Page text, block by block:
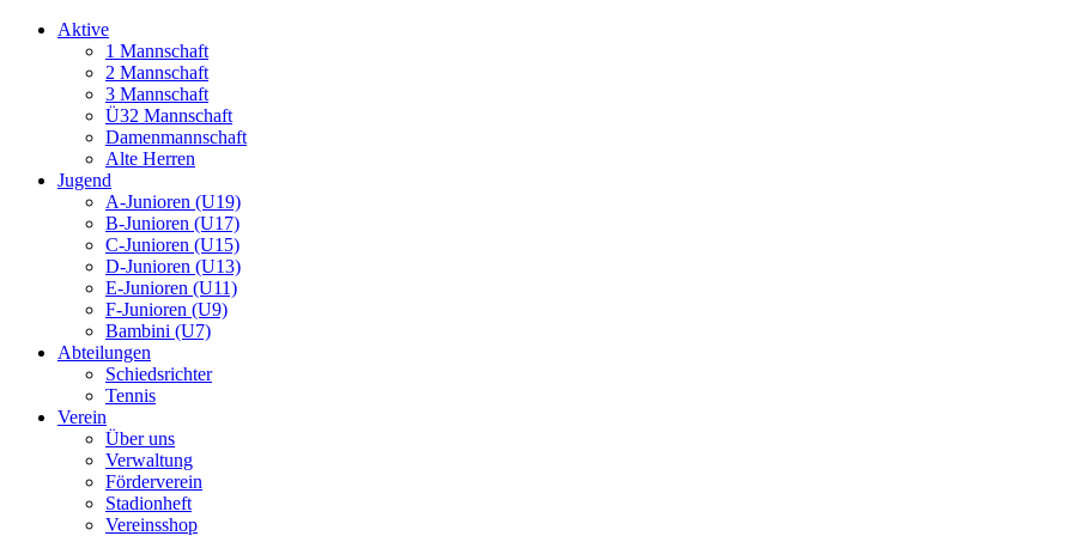
Aktive
1 Mannschaft
2 Mannschaft
3 Mannschaft
Ü32 Mannschaft
Damenmannschaft
Alte Herren
Jugend
A-Junioren (U19)
B-Junioren (U17)
C-Junioren (U15)
D-Junioren (U13)
E-Junioren (U11)
F-Junioren (U9)
Bambini (U7)
Abteilungen
Schiedsrichter
Tennis
Verein
Über uns
Verwaltung
Förderverein
Stadionheft
Vereinsshop